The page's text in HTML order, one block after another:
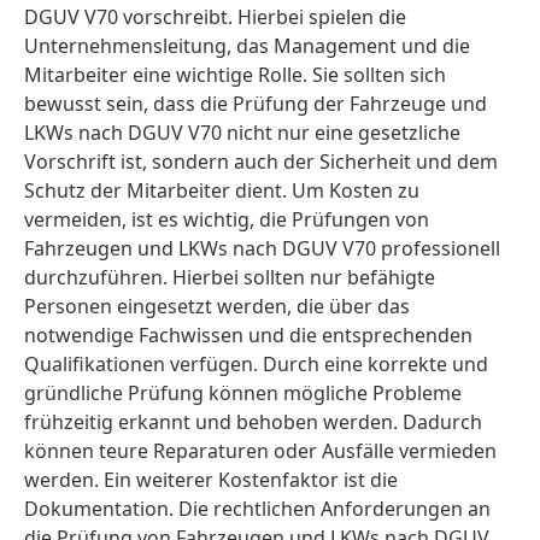
DGUV V70 vorschreibt. Hierbei spielen die
Unternehmensleitung, das Management und die
Mitarbeiter eine wichtige Rolle. Sie sollten sich
bewusst sein, dass die Prüfung der Fahrzeuge und
LKWs nach DGUV V70 nicht nur eine gesetzliche
Vorschrift ist, sondern auch der Sicherheit und dem
Schutz der Mitarbeiter dient. Um Kosten zu
vermeiden, ist es wichtig, die Prüfungen von
Fahrzeugen und LKWs nach DGUV V70 professionell
durchzuführen. Hierbei sollten nur befähigte
Personen eingesetzt werden, die über das
notwendige Fachwissen und die entsprechenden
Qualifikationen verfügen. Durch eine korrekte und
gründliche Prüfung können mögliche Probleme
frühzeitig erkannt und behoben werden. Dadurch
können teure Reparaturen oder Ausfälle vermieden
werden. Ein weiterer Kostenfaktor ist die
Dokumentation. Die rechtlichen Anforderungen an